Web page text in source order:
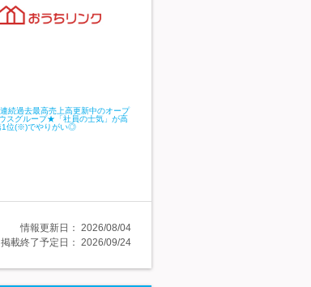
情報更新日： 2026/08/04
掲載終了予定日： 2026/09/24